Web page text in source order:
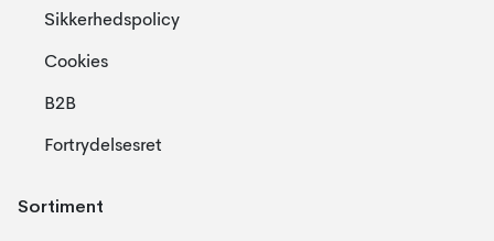
Sikkerhedspolicy
Cookies
B2B
Fortrydelsesret
Sortiment